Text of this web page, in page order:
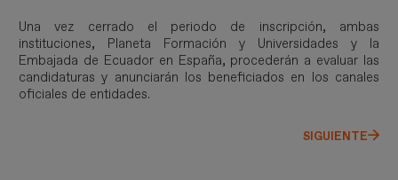
Una vez cerrado el periodo de inscripción, ambas
instituciones, Planeta Formación y Universidades y la
Embajada de Ecuador en España, procederán a evaluar las
candidaturas y anunciarán los beneficiados en los canales
oficiales de entidades.
SIGUIENTE